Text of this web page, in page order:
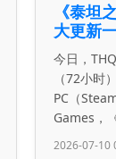
《泰坦
大更新
今日，
（72小时
PC（
Games，
2026-07-10